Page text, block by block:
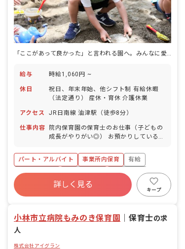
給与 時給1,060円 ~
休日
祝日、年末年始、他シフト制 有給休暇
（法定通り） 産休・育休 介護休業
アクセス JR日南線 油津駅（徒歩8分）
仕事内容
院内保育園の保育士のお仕事（子どもの
成長がやりがい◎） お預かりしている子
食事・睡眠・排泄・清潔・衣類の着脱等
・集団生活を通じた社会性の装着 ・行事
の計画・実行、お知らせの作成
パート・アルバイト 事業所内保育
有給
福利厚生充実
産休育休制度
未経験歓迎
WEB面接OK
詳しく見る
キープ
小林市立病院もみのき保育園 保育士の求
人
株式会社アイグラン